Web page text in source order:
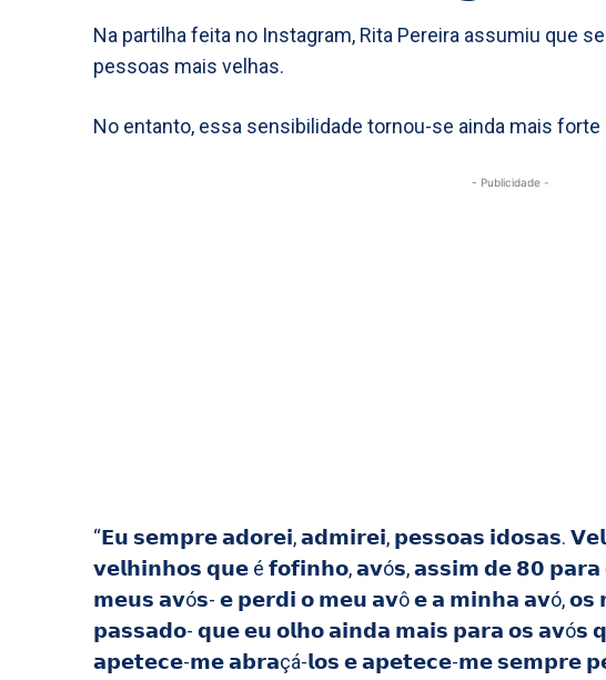
Na partilha feita no Instagram, Rita Pereira assumiu que
pessoas mais velhas.
No entanto, essa sensibilidade tornou-se ainda mais
- Publicidade -
“𝗘𝘂 𝘀𝗲𝗺𝗽𝗿𝗲 𝗮𝗱𝗼𝗿𝗲𝗶, 𝗮𝗱𝗺𝗶𝗿𝗲𝗶, 𝗽𝗲𝘀𝘀𝗼𝗮𝘀 𝗶𝗱𝗼𝘀𝗮𝘀.
𝘃𝗲𝗹𝗵𝗶𝗻𝗵𝗼𝘀 𝗾𝘂𝗲 é 𝗳𝗼𝗳𝗶𝗻𝗵𝗼, 𝗮𝘃ó𝘀, 𝗮𝘀𝘀𝗶𝗺 𝗱𝗲 𝟴𝟬
𝗺𝗲𝘂𝘀 𝗮𝘃ó𝘀- 𝗲 𝗽𝗲𝗿𝗱𝗶 𝗼 𝗺𝗲𝘂 𝗮𝘃ô 𝗲 𝗮 𝗺𝗶𝗻𝗵𝗮 𝗮𝘃ó, 𝗼𝘀
𝗽𝗮𝘀𝘀𝗮𝗱𝗼- 𝗾𝘂𝗲 𝗲𝘂 𝗼𝗹𝗵𝗼 𝗮𝗶𝗻𝗱𝗮 𝗺𝗮𝗶𝘀 𝗽𝗮𝗿𝗮 𝗼𝘀
𝗮𝗽𝗲𝘁𝗲𝗰𝗲-𝗺𝗲 𝗮𝗯𝗿𝗮çá-𝗹𝗼𝘀 𝗲 𝗮𝗽𝗲𝘁𝗲𝗰𝗲-𝗺𝗲 𝘀𝗲𝗺𝗽𝗿𝗲